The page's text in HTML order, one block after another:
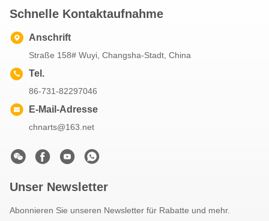
Schnelle Kontaktaufnahme
Anschrift
Straße 158# Wuyi, Changsha-Stadt, China
Tel.
86-731-82297046
E-Mail-Adresse
chnarts@163.net
Unser Newsletter
Abonnieren Sie unseren Newsletter für Rabatte und mehr.